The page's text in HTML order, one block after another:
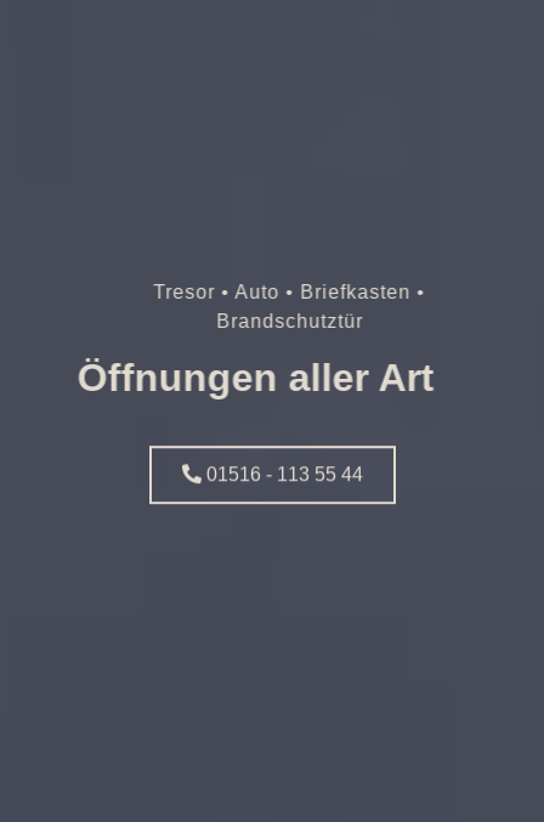
Tresor • Auto • Briefkasten •
Brandschutztür
Öffnungen aller Art
01516 - 113 55 44